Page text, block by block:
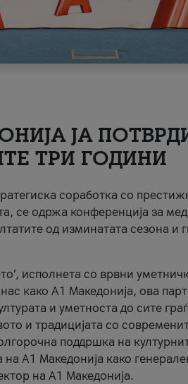
ЈА
ТРИ ГОДИНИ
соработка со
се одржа конференција за
од изминатата сезона и
исполнета со врвни
како A1 Македонија, ова
и уметноста до сите
и традицијата со
поддршка на
A1 Македонија како
на A1 Македонија.